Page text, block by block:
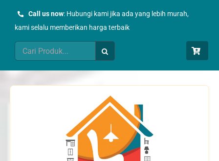
Call us now: Hubungi kami jika ada yang lebih murah,
kami selalu memberikan harga terbaik
Search
for: